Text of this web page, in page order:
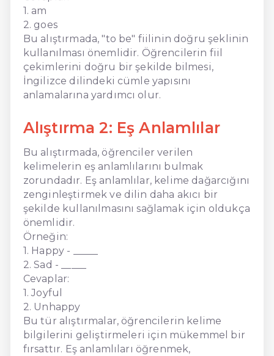
1. am
2. goes
Bu alıştırmada, "to be" fiilinin doğru şeklinin
kullanılması önemlidir. Öğrencilerin fiil
çekimlerini doğru bir şekilde bilmesi,
İngilizce dilindeki cümle yapısını
anlamalarına yardımcı olur.
Alıştırma 2: Eş Anlamlılar
Bu alıştırmada, öğrenciler verilen
kelimelerin eş anlamlılarını bulmak
zorundadır. Eş anlamlılar, kelime dağarcığını
zenginleştirmek ve dilin daha akıcı bir
şekilde kullanılmasını sağlamak için oldukça
önemlidir.
Örneğin:
1. Happy - _____
2. Sad - _____
Cevaplar:
1. Joyful
2. Unhappy
Bu tür alıştırmalar, öğrencilerin kelime
bilgilerini geliştirmeleri için mükemmel bir
fırsattır. Eş anlamlıları öğrenmek,